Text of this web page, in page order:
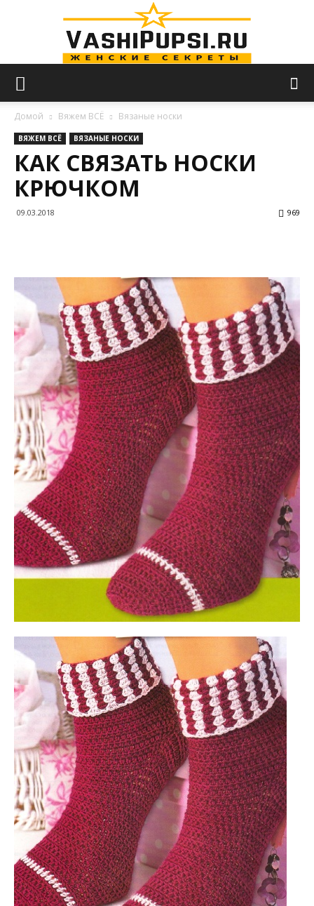
—
секреты
Домой Вяжем ВСЁ Вязаные носки
ВЯЖЕМ ВСЁ ВЯЗАНЫЕ НОСКИ
КАК СВЯЗАТЬ НОСКИ
КРЮЧКОМ
09.03.2018 969